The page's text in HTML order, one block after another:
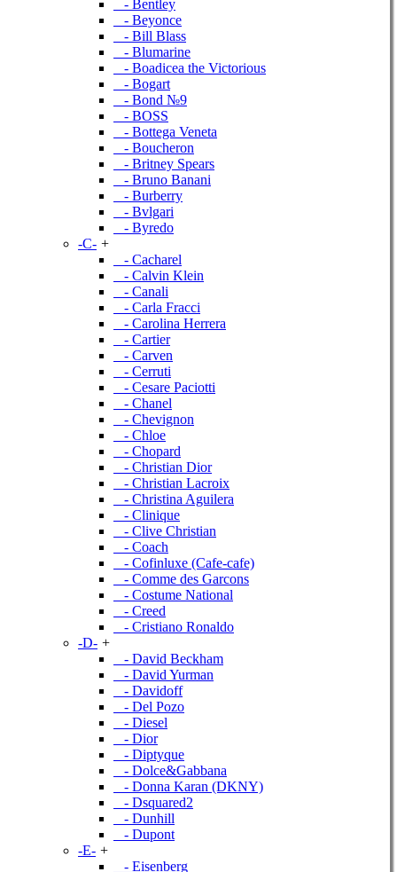
- Bentley
- Beyonce
- Bill Blass
- Blumarine
- Boadicea the Victorious
- Bogart
- Bond №9
- BOSS
- Bottega Veneta
- Boucheron
- Britney Spears
- Bruno Banani
- Burberry
- Bvlgari
- Byredo
-C- +
- Cacharel
- Calvin Klein
- Canali
- Carla Fracci
- Carolina Herrera
- Cartier
- Carven
- Cerruti
- Cesare Paciotti
- Chanel
- Chevignon
- Chloe
- Chopard
- Christian Dior
- Christian Lacroix
- Christina Aguilera
- Clinique
- Clive Christian
- Coach
- Cofinluxe (Cafe-cafe)
- Comme des Garcons
- Costume National
- Creed
- Cristiano Ronaldo
-D- +
- David Beckham
- David Yurman
- Davidoff
- Del Pozo
- Diesel
- Dior
- Diptyque
- Dolce&Gabbana
- Donna Karan (DKNY)
- Dsquared2
- Dunhill
- Dupont
-E- +
- Eisenberg